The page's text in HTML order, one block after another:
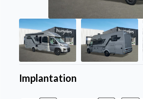
Implantation